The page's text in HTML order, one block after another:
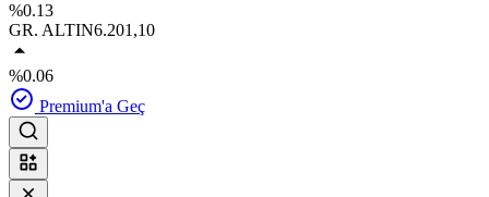
%0.13
GR. ALTIN6.201,10
%0.06
Premium'a Geç